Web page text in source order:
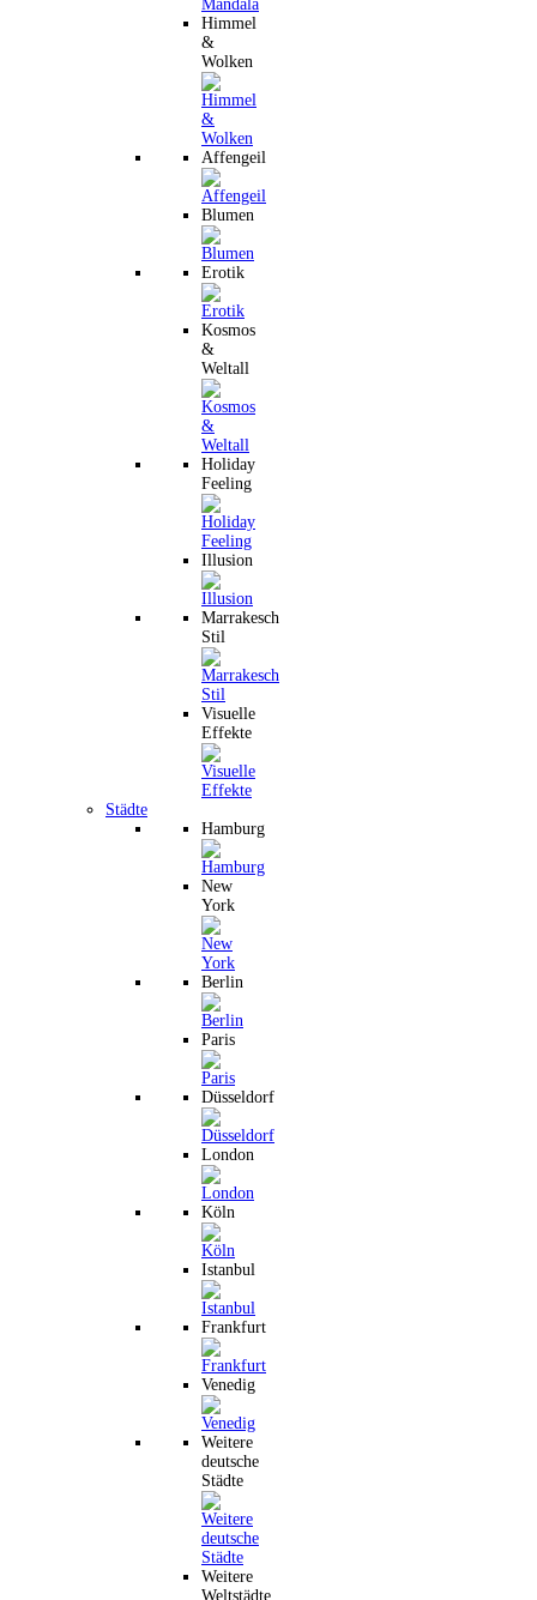
Himmel
&
Wolken
Affengeil
Blumen
Erotik
Kosmos
&
Weltall
Holiday
Feeling
Illusion
Marrakesch
Stil
Visuelle
Effekte
Städte
Hamburg
New
York
Berlin
Paris
Düsseldorf
London
Köln
Istanbul
Frankfurt
Venedig
Weitere
deutsche
Städte
Weitere
Weltstädte